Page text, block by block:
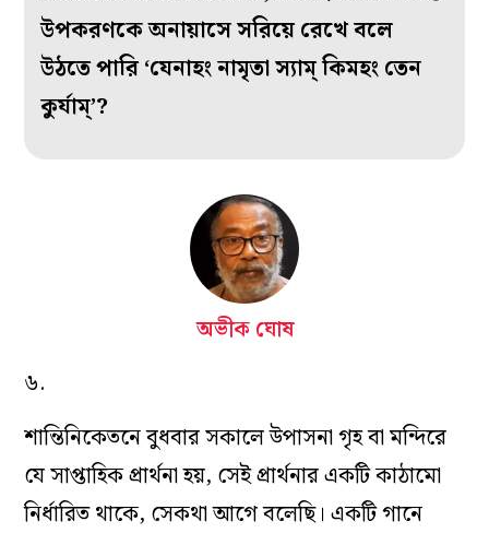
উপকরণকে অনায়াসে সরিয়ে রেখে বলে
উঠতে পারি ‘যেনাহং নামৃতা স্যাম্ কিমহং তেন
কুর্যাম্’?
অভীক ঘোষ
৬.
শান্তিনিকেতনে বুধবার সকালে উপাসনা গৃহ বা মন্দিরে
যে সাপ্তাহিক প্রার্থনা হয়, সেই প্রার্থনার একটি কাঠামো
নির্ধারিত থাকে, সেকথা আগে বলেছি। একটি গানে